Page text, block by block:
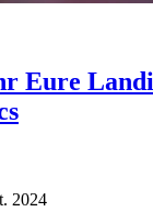
Eure
2024